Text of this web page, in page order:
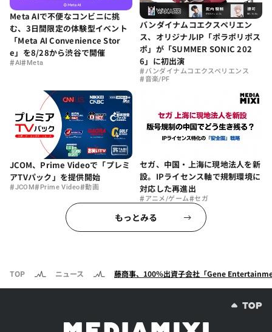
Meta AIで不便なコンビニに挑
む、3日間限定の体験型イベント
「Meta AI Convenience Stor
e」を8/28から渋谷で開催
#AI#Meta
バンダイナムコエクスペリエン
ス、オリジナルIP「ポラポリポス
ポ」が「SUMMER SONIC 202
6」に初出演
#バンダイナムコエクスペリエンス
#音楽/PF
JCOM、Prime Videoで「プレミ
アTVパック」を提供開始
#JCOM# Prime Video#動画
セガ、中国・上海に現地法人を新
設。IPライセンス軸で規制環境に
対応した再進出
#アニメ/ゲーム#セガ
もっとみる
TOP ニュース 藤商事、100％出資子会社「Gene